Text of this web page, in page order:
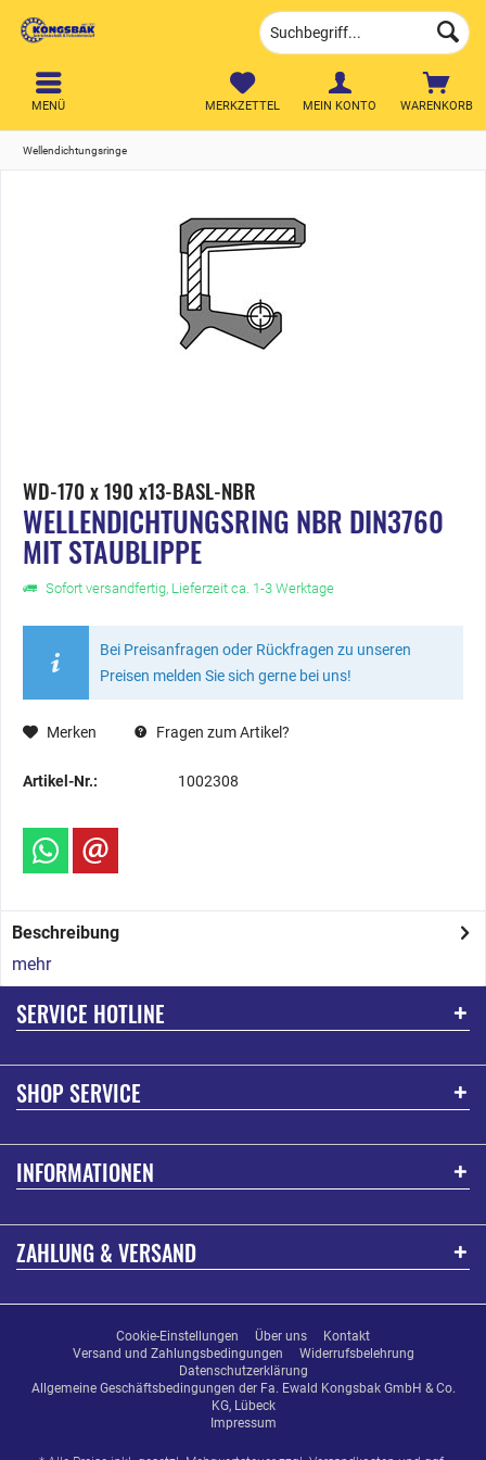
WARENKORB
MERKZETTEL MEIN KONTO
MENÜ
Wellendichtungsringe
WD-170 x 190 x13-BASL-NBR
WELLENDICHTUNGSRING NBR DIN3760
MIT STAUBLIPPE
Sofort versandfertig, Lieferzeit ca. 1-3 Werktage
Bei Preisanfragen oder Rückfragen zu unseren
Preisen melden Sie sich gerne bei uns!
Merken Fragen zum Artikel?
Artikel-Nr.: 1002308
Beschreibung
mehr
SERVICE HOTLINE
SHOP SERVICE
INFORMATIONEN
ZAHLUNG & VERSAND
Cookie-Einstellungen Über uns
Kontakt
Versand und Zahlungsbedingungen
Widerrufsbelehrung
Datenschutzerklärung
Allgemeine Geschäftsbedingungen der Fa. Ewald Kongsbak GmbH & Co.
KG, Lübeck
Impressum